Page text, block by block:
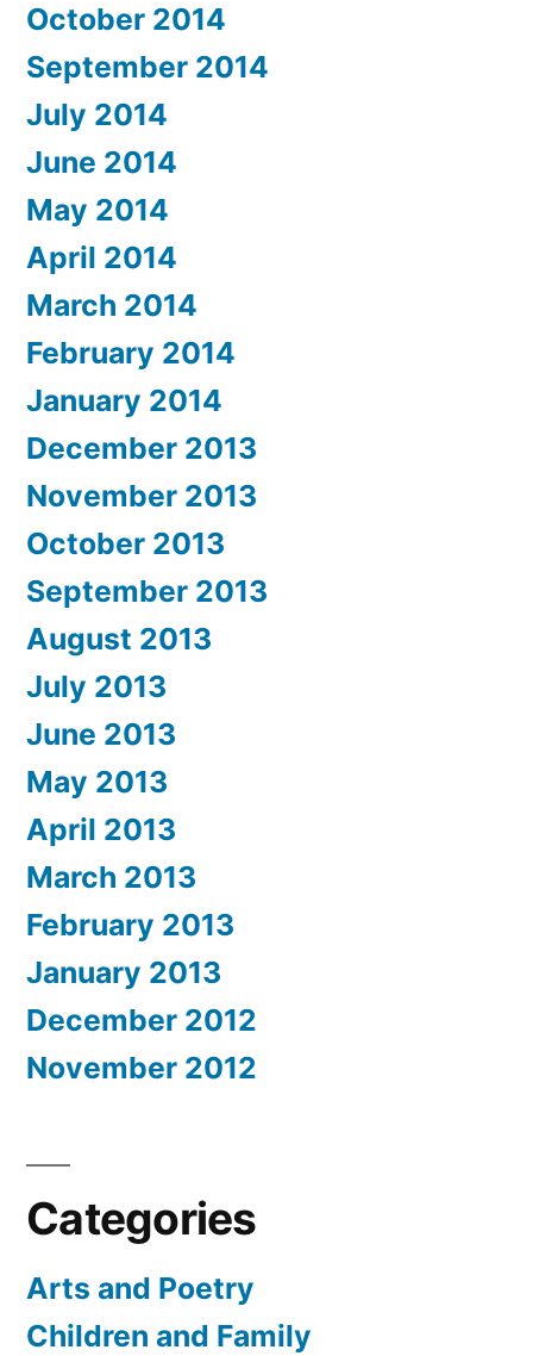
October 2014
September 2014
July 2014
June 2014
May 2014
April 2014
March 2014
February 2014
January 2014
December 2013
November 2013
October 2013
September 2013
August 2013
July 2013
June 2013
May 2013
April 2013
March 2013
February 2013
January 2013
December 2012
November 2012
Categories
Arts and Poetry
Children and Family